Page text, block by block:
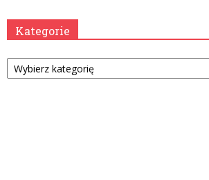
Kategorie
Kategorie